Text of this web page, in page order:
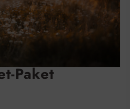
Paket